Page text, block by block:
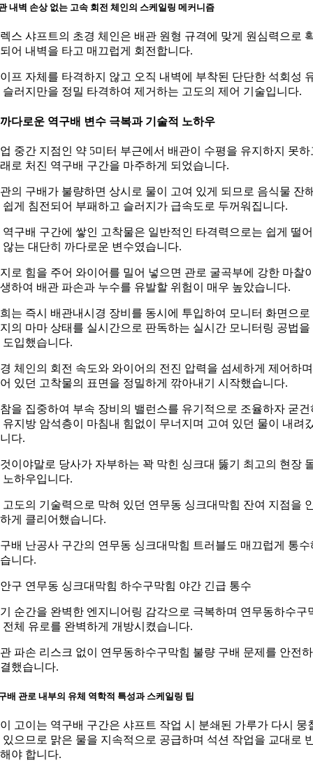
내벽 손상 없는 고속 회전 체인의 스케일링 메커니즘
스 샤프트의 초경 체인은 배관 원형 규격에 맞게 원심력으로
어 내벽을 타고 매끄럽게 회전합니다.
프 자체를 타격하지 않고 오직 내벽에 부착된 단단한 석회성
슬러지만을 정밀 타격하여 제거하는 고도의 제어 기술입니다.
다로운 역구배 변수 극복과 기술적 노하우
중간 지점인 약 5미터 부근에서 배관이 수평을 유지하지 못하
로 처진 역구배 구간을 마주하게 되었습니다.
의 구배가 불량하면 상시로 물이 고여 있게 되므로 음식물 잔
쉽게 침전되어 부패하고 슬러지가 급속도로 두꺼워집니다.
역구배 구간에 쌓인 고착물은 일반적인 타격력으로는 쉽게 떨
않는 대단히 까다로운 변수였습니다.
로 힘을 주어 와이어를 밀어 넣으면 관로 굴곡부에 강한 마찰
하여 배관 파손과 누수를 유발할 위험이 매우 높았습니다.
는 즉시 배관내시경 장비를 동시에 투입하여 모니터 화면으로
의 마마 상태를 실시간으로 판독하는 실시간 모니터링 공법을
도입했습니다.
체인의 회전 속도와 와이어의 전진 압력을 섬세하게 제어하며
있던 고착물의 표면을 정밀하게 깎아내기 시작했습니다.
을 집중하여 부속 장비의 밸런스를 유기적으로 조율하자 굳건
유지방 암석층이 마침내 힘없이 무너지며 고여 있던 물이 내려
다.
이야말로 당사가 자부하는 꽉 막힌 싱크대 뚫기 최고의 현장
노하우입니다.
고도의 기술력으로 막혀 있던 연무동 싱크대막힘 잔여 지점을
게 클리어했습니다.
배 난공사 구간의 연무동 싱크대막힘 트러블도 매끄럽게 통수
니다.
구 연무동 싱크대막힘 하수구막힘 야간 긴급 통수
순간을 완벽한 엔지니어링 감각으로 극복하며 연무동하수구
전체 유로를 완벽하게 개방시켰습니다.
파손 리스크 없이 연무동하수구막힘 불량 구배 문제를 안전
했습니다.
배 관로 내부의 유체 역학적 특성과 스케일링 팁
고이는 역구배 구간은 샤프트 작업 시 분쇄된 가루가 다시 뭉
있으므로 맑은 물을 지속적으로 공급하며 석션 작업을 교대로
야 합니다.